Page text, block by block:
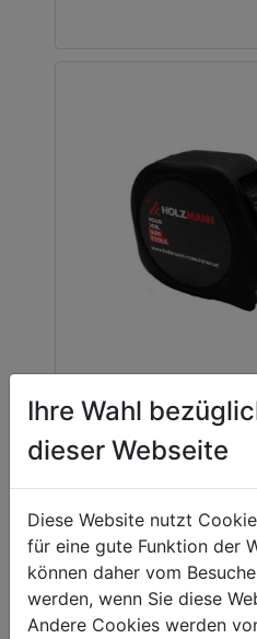
Holzmann rolling
Ihre Wahl
dieser Webseite
Diese Website nutzt
für eine gute Funktion der
können daher vom
werden, wenn Sie diese
Andere Cookies werden